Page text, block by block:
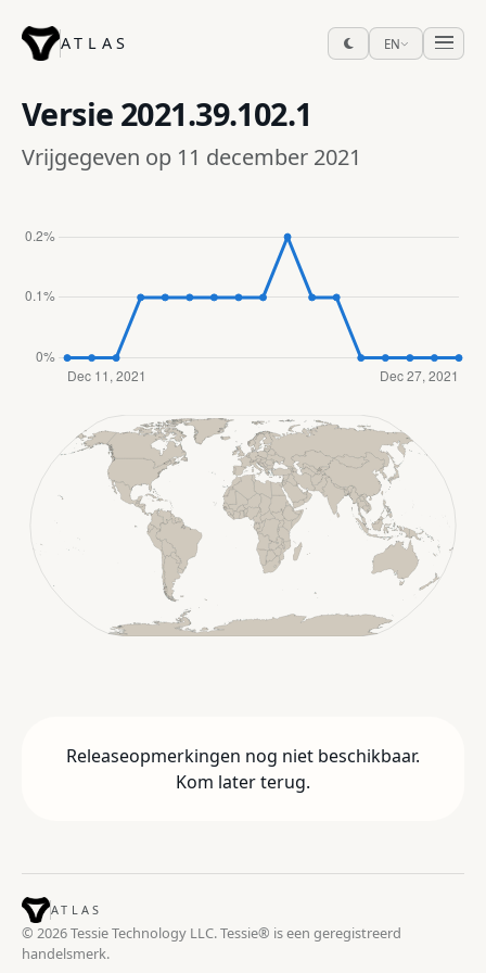
ATLAS EN
Versie 2021.39.102.1
Vrijgegeven op 11 december 2021
Releaseopmerkingen nog niet beschikbaar.
Kom later terug.
ATLAS
© 2026 Tessie Technology LLC. Tessie® is een geregistreerd
handelsmerk.